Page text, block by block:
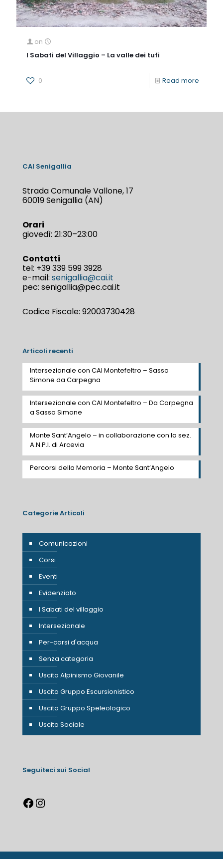
on
I Sabati del Villaggio – La valle dei tufi
0 Read more
CAI Senigallia
Strada Comunale Vallone, 17
60019 Senigallia (AN)
Orari
giovedì: 21:30–23:00
Contatti
tel: +39 339 599 3928
e-mail: senigallia@cai.it
pec: senigallia@pec.cai.it
Codice Fiscale: 92003730428
Articoli recenti
Intersezionale con CAI Montefeltro – Sasso
Simone da Carpegna
Intersezionale con CAI Montefeltro – Da Carpegna
a Sasso Simone
Monte Sant’Angelo – in collaborazione con la sez.
A.N.P.I. di Arcevia
Percorsi della Memoria – Monte Sant’Angelo
Categorie Articoli
Comunicazioni
Corsi
Eventi
Evidenziato
I Sabati del villaggio
Intersezionale
Per-corsi d'acqua
Senza categoria
Uscita Alpinismo Giovanile
Uscita Gruppo Escursionistico
Uscita Gruppo Speleologico
Uscita Sociale
Seguiteci sui Social
Facebook
Instagram